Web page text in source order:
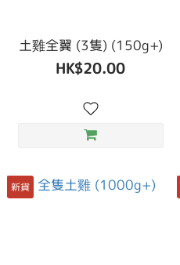
土雞全翼 (3隻) (150g+)
HK$20.00
新貨